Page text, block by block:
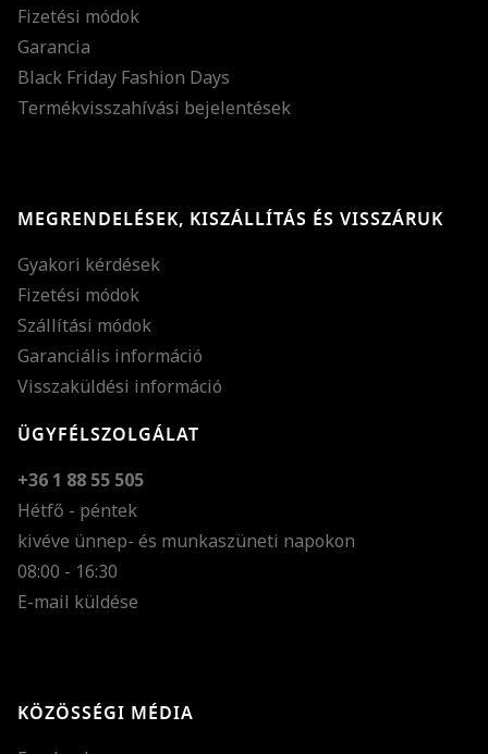
Fizetési módok
Garancia
Black Friday Fashion Days
Termékvisszahívási bejelentések
MEGRENDELÉSEK, KISZÁLLÍTÁS ÉS VISSZÁRUK
Gyakori kérdések
Fizetési módok
Szállítási módok
Garanciális információ
Visszaküldési információ
ÜGYFÉLSZOLGÁLAT
+36 1 88 55 505
Hétfő - péntek
kivéve ünnep- és munkaszüneti napokon
08:00 - 16:30
E-mail küldése
KÖZÖSSÉGI MÉDIA